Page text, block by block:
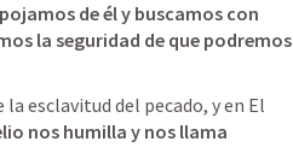
de él y buscamos con
la seguridad de que podremos
esclavitud del pecado, y en El
nos humilla y nos llama